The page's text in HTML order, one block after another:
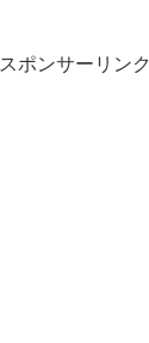
スポンサーリンク